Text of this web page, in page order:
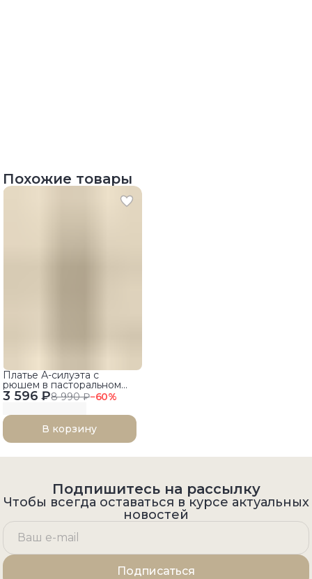
Похожие товары
3 596 ₽8 990 ₽−60%
Платье А-силуэта с
рюшем в пасторальном
стиле
В корзину
Подпишитесь на рассылку
Чтобы всегда оставаться в курсе актуальных
новостей
Подписаться